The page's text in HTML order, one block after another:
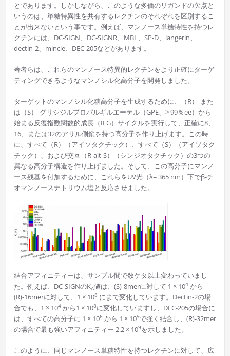
とであります。しかしながら、このような多価のリガンドの欠点と
いうのは、単糖特異性を共有するレクチンのそれぞれを区別するこ
とが出来ないという事です。例えば、マンノース単糖特性を持つレ
クチンには、DC-SIGN、DC-SIGNR、MBL、SP-D、langerin、
dectin-2、mincle、DEC-205などがあります。
著者らは、これらのマンノース特異的レクチンをより正確にターゲ
ティングできるようなマンノシル化高分子を開発しました。
ターゲットのマンノシル化糖高分子を生成するために、（R）-また
は（S）-グリシジルプロパルギルエーテル（GPE、> 99％ee）から
始まる反復指数関数的成長（IEG）サイクルを実行して、正確に8、
16、または32のアリル側鎖を持つ高分子を作り上げます。この時
に、すべて（R）（アイソタクチック）、すべて（S）（アイソタク
チック）、および交互（R-alt-S）（シンジオタクチック）の3つの
異なる高分子構造を作り上げました。そして、この高分子にマンノ
ース残基を付加するために、これらをUV光（λ= 365 nm）下でβ-チ
オマンノースナトリウム塩と反応させました。
結合アフィニティーは、サンプル間で数ケタ以上変わっていまし
た。例えば、DC-SIGNのKA値は、(S)-8merに対して 1 × 104から
(R)-16merに対して、1 × 108 にまで変化しています。Dectin-2の場
合でも、1 × 104から1 × 108に変化していますし、DEC-205の場合に
は、すべての高分子に 1 × 106から 1 × 109で強く結合し、(R)-32mer
の場合で最も強いアフィニティー 2.2 × 109を示しました。
このように、同じマンノース単糖特性を持つレクチンに対して、広